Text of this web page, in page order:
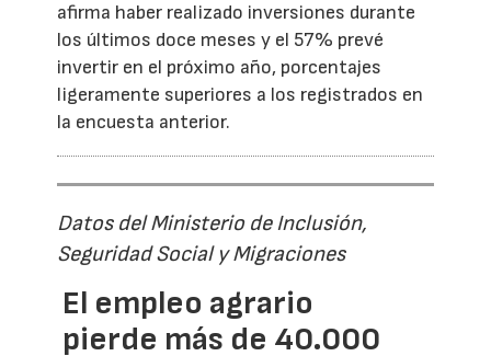
afirma haber realizado inversiones durante
los últimos doce meses y el 57% prevé
invertir en el próximo año, porcentajes
ligeramente superiores a los registrados en
la encuesta anterior.
Datos del Ministerio de Inclusión,
Seguridad Social y Migraciones
El empleo agrario
pierde más de 40.000